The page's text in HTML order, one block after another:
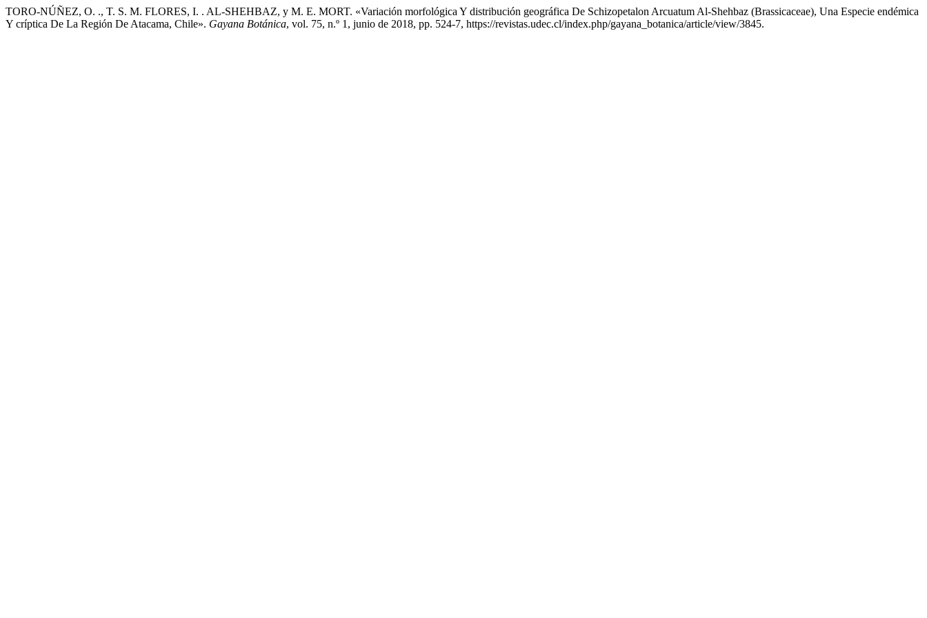
TORO-NÚÑEZ, O. ., T. S. M. FLORES, I. . AL-SHEHBAZ, y M. E. MORT. «Variación morfológica Y distribución geográfica De Schizopetalon Arcuatum Al-Shehbaz (Brassicaceae), Una Especie endémica
Y críptica De La Región De Atacama, Chile». Gayana Botánica, vol. 75, n.º 1, junio de 2018, pp. 524-7, https://revistas.udec.cl/index.php/gayana_botanica/article/view/3845.